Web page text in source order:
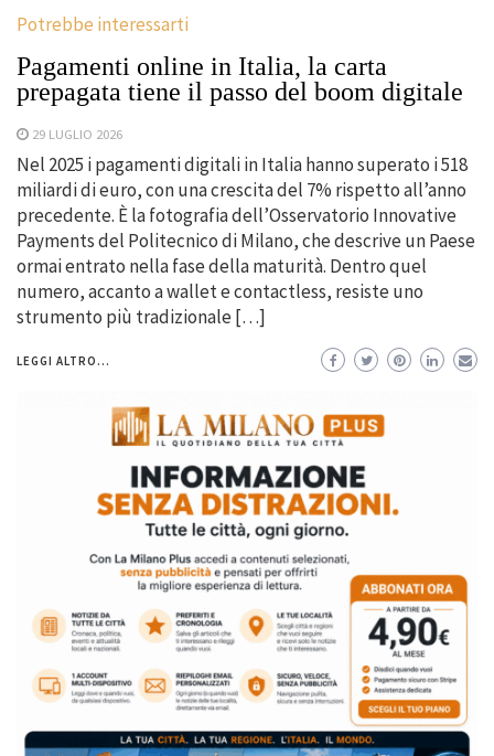
Potrebbe interessarti
Pagamenti online in Italia, la carta
prepagata tiene il passo del boom digitale
29 LUGLIO 2026
Nel 2025 i pagamenti digitali in Italia hanno superato i 518
miliardi di euro, con una crescita del 7% rispetto all’anno
precedente. È la fotografia dell’Osservatorio Innovative
Payments del Politecnico di Milano, che descrive un Paese
ormai entrato nella fase della maturità. Dentro quel
numero, accanto a wallet e contactless, resiste uno
strumento più tradizionale […]
LEGGI ALTRO...